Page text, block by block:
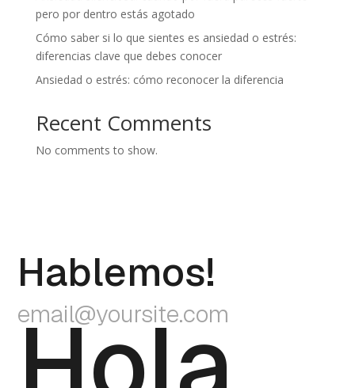
pero por dentro estás agotado
Cómo saber si lo que sientes es ansiedad o estrés:
diferencias clave que debes conocer
Ansiedad o estrés: cómo reconocer la diferencia
Recent Comments
No comments to show.
Hablemos!
email@yoursite.com